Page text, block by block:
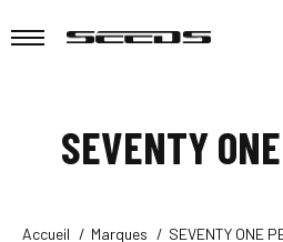
SEVENTY
Accueil Marques SEVENTY ONE